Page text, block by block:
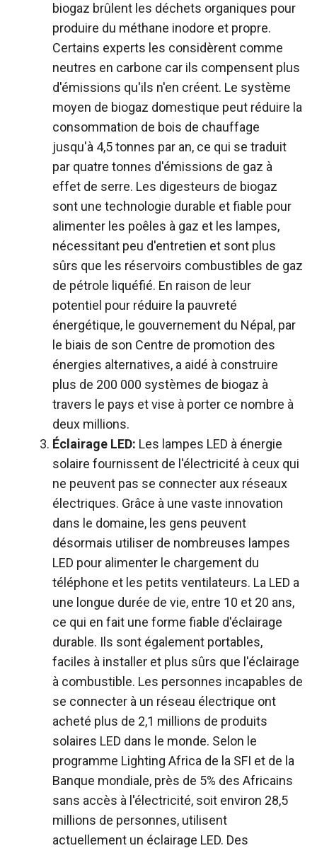
biogaz brûlent les déchets organiques pour
produire du méthane inodore et propre.
Certains experts les considèrent comme
neutres en carbone car ils compensent plus
d'émissions qu'ils n'en créent. Le système
moyen de biogaz domestique peut réduire la
consommation de bois de chauffage
jusqu'à 4,5 tonnes par an, ce qui se traduit
par quatre tonnes d'émissions de gaz à
effet de serre. Les digesteurs de biogaz
sont une technologie durable et fiable pour
alimenter les poêles à gaz et les lampes,
nécessitant peu d'entretien et sont plus
sûrs que les réservoirs combustibles de gaz
de pétrole liquéfié. En raison de leur
potentiel pour réduire la pauvreté
énergétique, le gouvernement du Népal, par
le biais de son Centre de promotion des
énergies alternatives, a aidé à construire
plus de 200 000 systèmes de biogaz à
travers le pays et vise à porter ce nombre à
deux millions.
Éclairage LED: Les lampes LED à énergie
solaire fournissent de l'électricité à ceux qui
ne peuvent pas se connecter aux réseaux
électriques. Grâce à une vaste innovation
dans le domaine, les gens peuvent
désormais utiliser de nombreuses lampes
LED pour alimenter le chargement du
téléphone et les petits ventilateurs. La LED a
une longue durée de vie, entre 10 et 20 ans,
ce qui en fait une forme fiable d'éclairage
durable. Ils sont également portables,
faciles à installer et plus sûrs que l'éclairage
à combustible. Les personnes incapables de
se connecter à un réseau électrique ont
acheté plus de 2,1 millions de produits
solaires LED dans le monde. Selon le
programme Lighting Africa de la SFI et de la
Banque mondiale, près de 5% des Africains
sans accès à l'électricité, soit environ 28,5
millions de personnes, utilisent
actuellement un éclairage LED. Des